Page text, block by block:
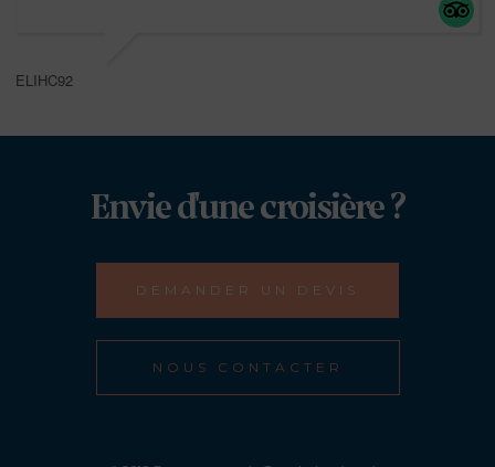
ELIHC92
Envie d'une croisière ?
DEMANDER UN DEVIS
NOUS CONTACTER